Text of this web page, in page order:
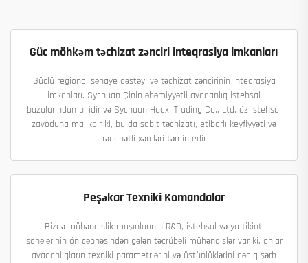
Güc möhkəm təchizat zənciri inteqrasiya imkanları
Güclü regional sənaye dəstəyi və təchizat zəncirinin inteqrasiya
imkanları. Sychuan Çinin əhəmiyyətli avadanlıq istehsal
bazalarından biridir və Sychuan Huaxi Trading Co., Ltd. öz istehsal
zavoduna malikdir ki, bu da sabit təchizatı, etibarlı keyfiyyəti və
rəqabətli xərcləri təmin edir
Peşəkar Texniki Komandalar
Bizdə mühəndislik maşınlarının R&D, istehsal və ya tikinti
sahələrinin ön cəbhəsindən gələn təcrübəli mühəndislər var ki, onlar
avadanlıqların texniki parametrlərini və üstünlüklərini dəqiq şərh